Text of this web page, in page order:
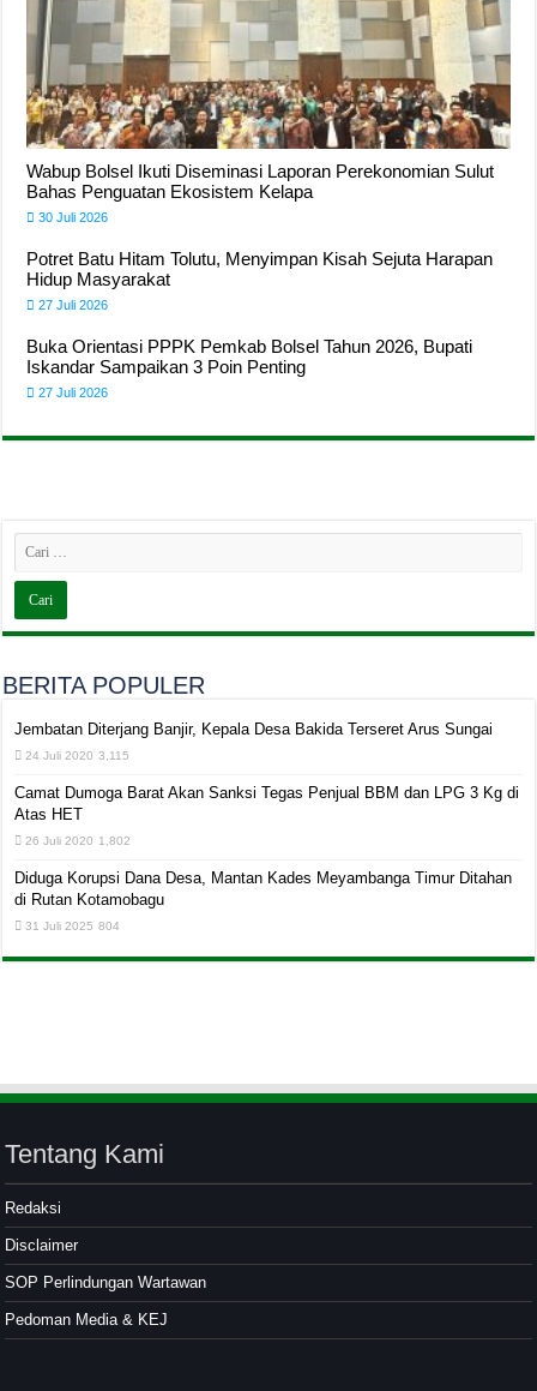
Wabup Bolsel Ikuti Diseminasi Laporan Perekonomian Sulut
Bahas Penguatan Ekosistem Kelapa
30 Juli 2026
Potret Batu Hitam Tolutu, Menyimpan Kisah Sejuta Harapan
Hidup Masyarakat
27 Juli 2026
Buka Orientasi PPPK Pemkab Bolsel Tahun 2026, Bupati
Iskandar Sampaikan 3 Poin Penting
27 Juli 2026
BERITA POPULER
Jembatan Diterjang Banjir, Kepala Desa Bakida Terseret Arus Sungai
24 Juli 2020 3,115
Camat Dumoga Barat Akan Sanksi Tegas Penjual BBM dan LPG 3 Kg di
Atas HET
26 Juli 2020 1,802
Diduga Korupsi Dana Desa, Mantan Kades Meyambanga Timur Ditahan
di Rutan Kotamobagu
31 Juli 2025 804
Tentang Kami
Redaksi
Disclaimer
SOP Perlindungan Wartawan
Pedoman Media & KEJ